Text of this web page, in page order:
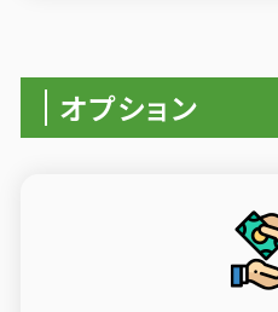
オプション